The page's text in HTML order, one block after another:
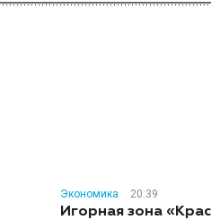
Экономика 20:39
Игорная зона